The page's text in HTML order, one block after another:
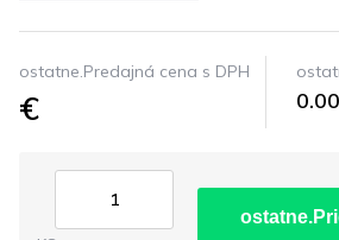
ostatne.Predajná cena s DPH
€